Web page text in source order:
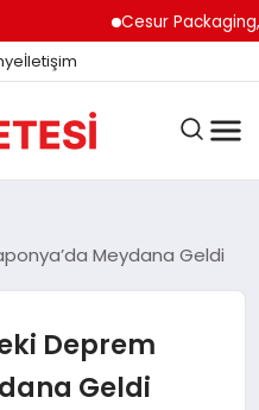
Cesur Packaging,
İletişim
Meydana Geldi
Deprem
Geldi